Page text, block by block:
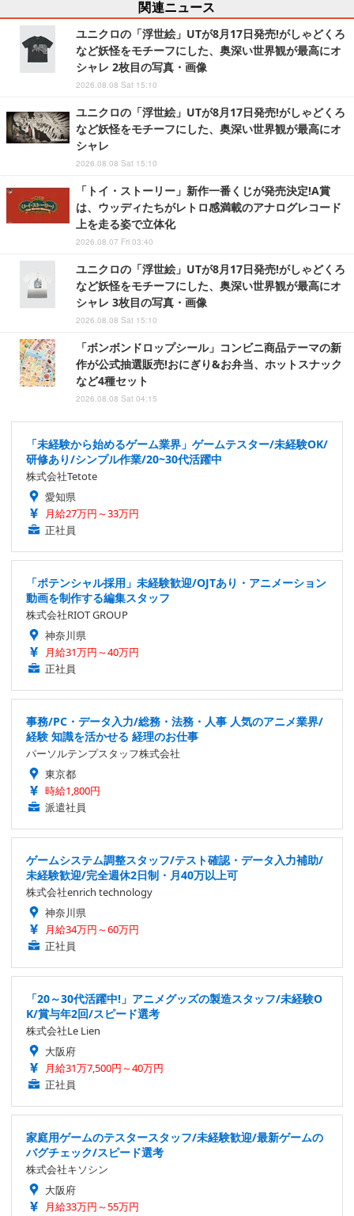
関連ニュース
ユニクロの「浮世絵」UTが8月17日発売!がしゃどくろ
など妖怪をモチーフにした、奥深い世界観が最高にオ
シャレ 2枚目の写真・画像
2026.08.08 Sat 15:10
ユニクロの「浮世絵」UTが8月17日発売!がしゃどくろ
など妖怪をモチーフにした、奥深い世界観が最高にオ
シャレ
2026.08.08 Sat 15:10
「トイ・ストーリー」新作一番くじが発売決定!A賞
は、ウッディたちがレトロ感満載のアナログレコード
上を走る姿で立体化
2026.08.07 Fri 03:40
ユニクロの「浮世絵」UTが8月17日発売!がしゃどくろ
など妖怪をモチーフにした、奥深い世界観が最高にオ
シャレ 3枚目の写真・画像
2026.08.08 Sat 15:10
「ボンボンドロップシール」コンビニ商品テーマの新
作が公式抽選販売!おにぎり&お弁当、ホットスナック
など4種セット
2026.08.08 Sat 04:15
「未経験から始めるゲーム業界」ゲームテスター/未経験OK/
研修あり/シンプル作業/20~30代活躍中
株式会社Tetote
愛知県
月給27万円～33万円
正社員
「ポテンシャル採用」未経験歓迎/OJTあり・アニメーション
動画を制作する編集スタッフ
株式会社RIOT GROUP
神奈川県
月給31万円～40万円
正社員
事務/PC・データ入力/総務・法務・人事 人気のアニメ業界/
経験 知識を活かせる 経理のお仕事
パーソルテンプスタッフ株式会社
東京都
時給1,800円
派遣社員
ゲームシステム調整スタッフ/テスト確認・データ入力補助/
未経験歓迎/完全週休2日制・月40万以上可
株式会社enrich technology
神奈川県
月給34万円～60万円
正社員
「20～30代活躍中!」アニメグッズの製造スタッフ/未経験O
K/賞与年2回/スピード選考
株式会社Le Lien
大阪府
月給31万7,500円～40万円
正社員
家庭用ゲームのテスタースタッフ/未経験歓迎/最新ゲームの
バグチェック/スピード選考
株式会社キソシン
大阪府
月給33万円～55万円